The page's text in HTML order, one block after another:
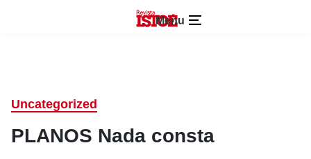
Menu
Uncategorized
PLANOS Nada consta